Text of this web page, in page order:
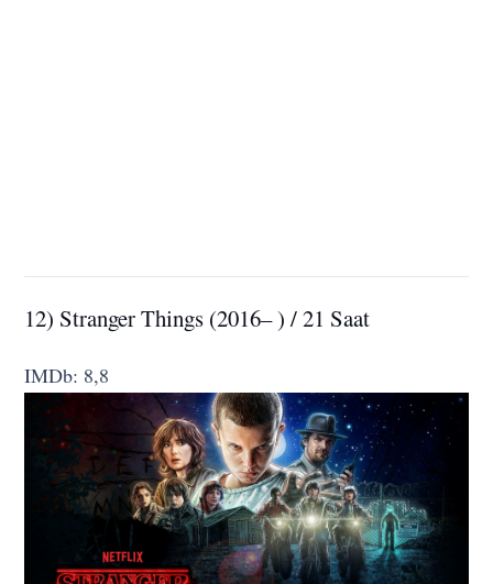
12) Stranger Things (2016– ) / 21 Saat
IMDb: 8,8